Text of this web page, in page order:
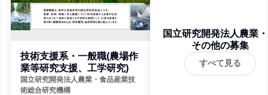
技術支援系・一般職(農場作
業等研究支援、工学研究)
国立研究開発法人農業・食品産業技
術総合研究機構
国立研究開発法人農業
品産業技術総合研究機
その他の募集
すべて見る